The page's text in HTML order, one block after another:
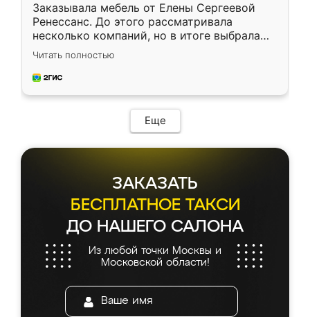
Заказывала мебель от Елены Сергеевой
Ренессанс. До этого рассматривала
несколько компаний, но в итоге выбрала
эту. Сначала обговорили условия, потом
приехал замерщик, всё спокойно объяснил
и снял размеры. Изготовили в срок, с
мебель сразу встала на свое место без
каких-либо доработок. Качеством осталась
довольна, все выглядит так, как и ожидала.
Читать полностью
Еще
ЗАКАЗАТЬ
БЕСПЛАТНОЕ ТАКСИ
ДО НАШЕГО САЛОНА
Из любой точки Москвы и
Московской области!